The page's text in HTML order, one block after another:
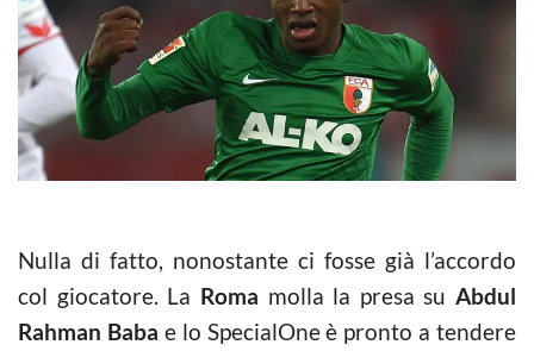
Nulla di fatto, nonostante ci fosse già l’accordo
col giocatore. La Roma molla la presa su Abdul
Rahman Baba e lo SpecialOne è pronto a tendere